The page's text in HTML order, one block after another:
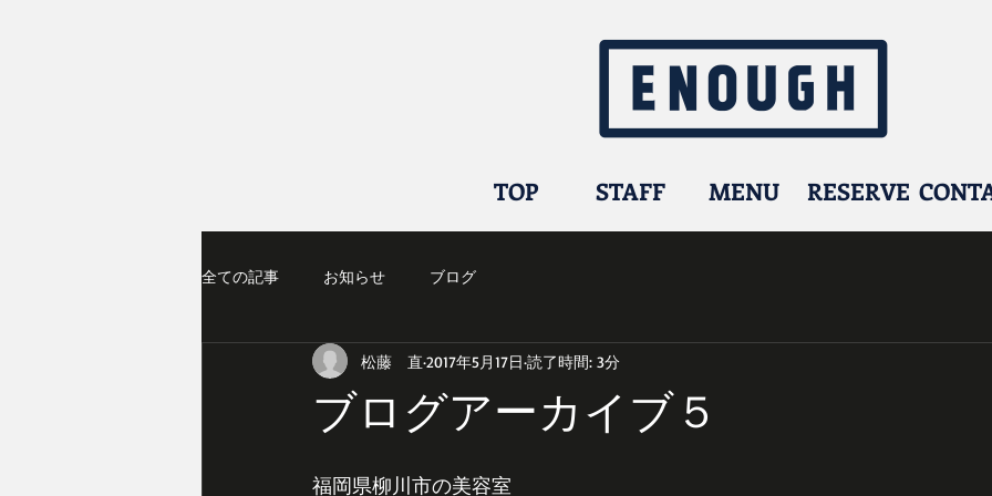
TOP STAFF MENU RESERVE
全ての記事 お知らせ ブログ
ブログアーカイブ５
松藤 直 2017年5月17日 読了時間: 3分
福岡県柳川市の美容室